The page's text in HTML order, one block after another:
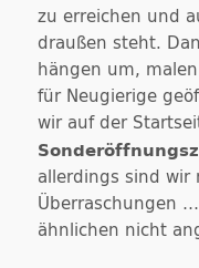
zu erreichen und
draußen steht.
hängen um,
für Neugierige
wir auf der
allerdings sind wir
Überraschungen
ähnlichen nicht